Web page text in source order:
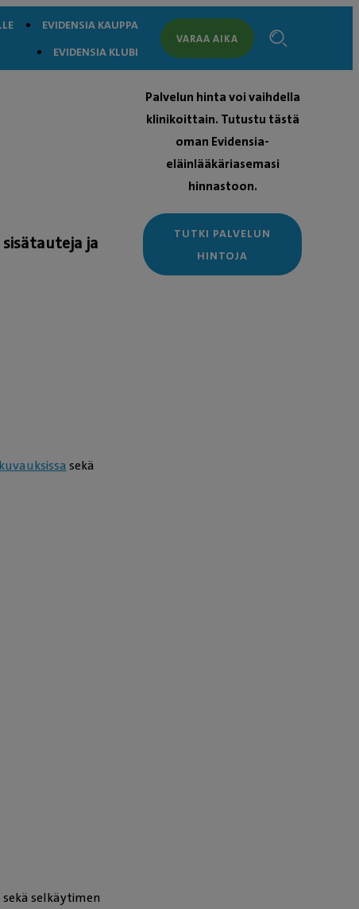
EVIDENSIA KAUPPA
EVIDENSIA KLUBI
VARAA AIKA
ja
sekä
selkäytimen
Palvelun hinta voi vaihdella
klinikoittain. Tutustu tästä
oman Evidensia-
eläinlääkäriasemasi
hinnastoon.
TUTKI PALVELUN
HINTOJA